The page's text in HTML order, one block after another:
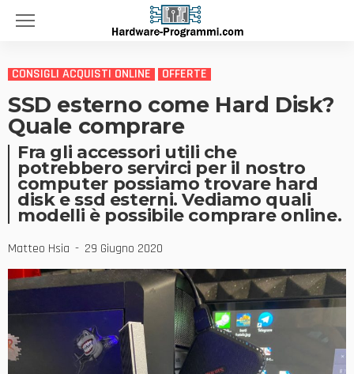
CONSIGLI ACQUISTI ONLINE OFFERTE
SSD esterno come Hard Disk?
Quale comprare
Fra gli accessori utili che
potrebbero servirci per il nostro
computer possiamo trovare hard
disk e ssd esterni. Vediamo quali
modelli è possibile comprare online.
Matteo Hsia 29 Giugno 2020